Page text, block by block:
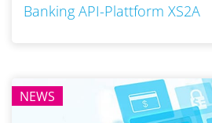
Banking API-Plattform XS2A
NEWS